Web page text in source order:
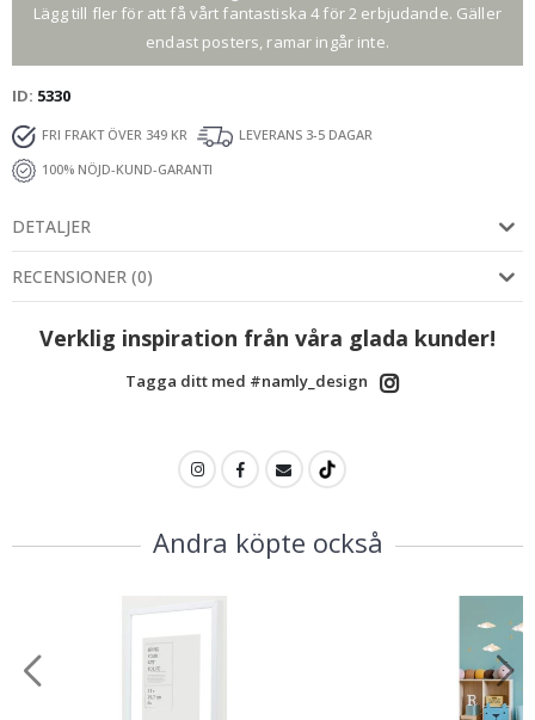
Lägg till fler för att få vårt fantastiska 4 för 2 erbjudande. Gäller
endast posters, ramar ingår inte.
ID 5330
FRI FRAKT ÖVER 349 KR
LEVERANS 3-5 DAGAR
100% NÖJD-KUND-GARANTI
DETALJER
RECENSIONER (0)
Verklig inspiration från våra glada kunder!
Tagga ditt med #namly_design
Andra köpte också